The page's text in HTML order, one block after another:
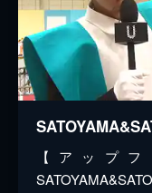
【アップ